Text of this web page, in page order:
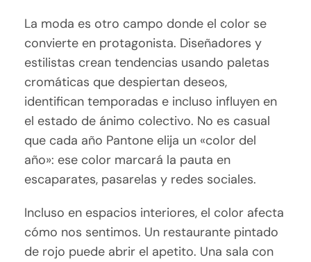
La moda es otro campo donde el color se
convierte en protagonista. Diseñadores y
estilistas crean tendencias usando paletas
cromáticas que despiertan deseos,
identifican temporadas e incluso influyen en
el estado de ánimo colectivo. No es casual
que cada año Pantone elija un «color del
año»: ese color marcará la pauta en
escaparates, pasarelas y redes sociales.
Incluso en espacios interiores, el color afecta
cómo nos sentimos. Un restaurante pintado
de rojo puede abrir el apetito. Una sala con